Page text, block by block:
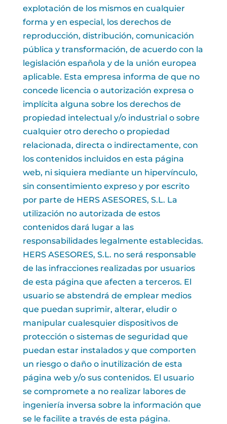
explotación de los mismos en cualquier
forma y en especial, los derechos de
reproducción, distribución, comunicación
pública y transformación, de acuerdo con la
legislación española y de la unión europea
aplicable. Esta empresa informa de que no
concede licencia o autorización expresa o
implícita alguna sobre los derechos de
propiedad intelectual y/o industrial o sobre
cualquier otro derecho o propiedad
relacionada, directa o indirectamente, con
los contenidos incluidos en esta página
web, ni siquiera mediante un hipervínculo,
sin consentimiento expreso y por escrito
por parte de HERS ASESORES, S.L. La
utilización no autorizada de estos
contenidos dará lugar a las
responsabilidades legalmente establecidas.
HERS ASESORES, S.L. no será responsable
de las infracciones realizadas por usuarios
de esta página que afecten a terceros. El
usuario se abstendrá de emplear medios
que puedan suprimir, alterar, eludir o
manipular cualesquier dispositivos de
protección o sistemas de seguridad que
puedan estar instalados y que comporten
un riesgo o daño o inutilización de esta
página web y/o sus contenidos. El usuario
se compromete a no realizar labores de
ingeniería inversa sobre la información que
se le facilite a través de esta página.